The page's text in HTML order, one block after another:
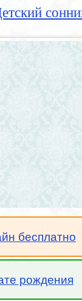
бесплатно
рождения